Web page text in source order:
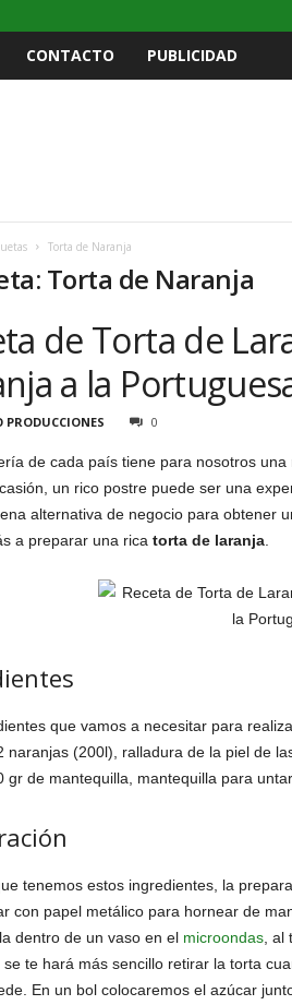
CONTACTO PUBLICIDAD
Torta de Naranja
Torta de Naranja
de Torta de
a la
PRODUCCIONES 0
de cada país tiene para nosotros
un rico postre puede ser una
alternativa de negocio para obtener
a preparar una rica torta de laranja.
que vamos a necesitar para
naranjas (200l), ralladura de la piel de
gr de mantequilla, mantequilla para
tenemos estos ingredientes, la
con papel metálico para hornear de
dentro de un vaso en el microondas, al
te hará más sencillo retirar la torta
En un bol colocaremos el azúcar